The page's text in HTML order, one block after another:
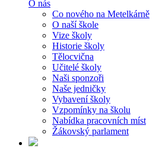
O nás
Co nového na Metelkárně
O naší škole
Vize školy
Historie školy
Tělocvična
Učitelé školy
Naši sponzoři
Naše jedničky
Vybavení školy
Vzpomínky na školu
Nabídka pracovních míst
Žákovský parlament